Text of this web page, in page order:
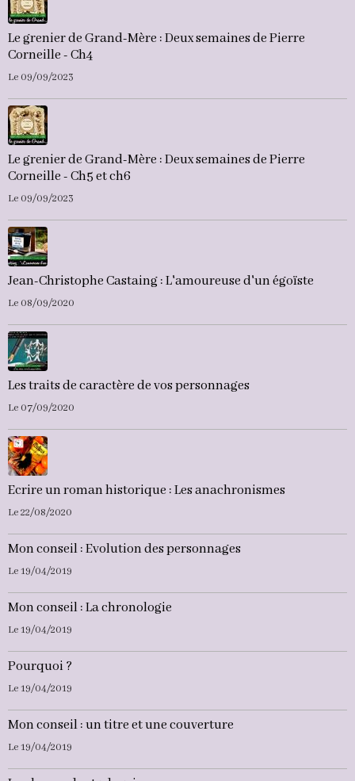
Le grenier de Grand-Mère : Deux semaines de Pierre
Corneille - Ch4
Le 09/09/2023
Le grenier de Grand-Mère : Deux semaines de Pierre
Corneille - Ch5 et ch6
Le 09/09/2023
Jean-Christophe Castaing : L'amoureuse d'un égoïste
Le 08/09/2020
Les traits de caractère de vos personnages
Le 07/09/2020
Ecrire un roman historique : Les anachronismes
Le 22/08/2020
Mon conseil : Evolution des personnages
Le 19/04/2019
Mon conseil : La chronologie
Le 19/04/2019
Pourquoi ?
Le 19/04/2019
Mon conseil : un titre et une couverture
Le 19/04/2019